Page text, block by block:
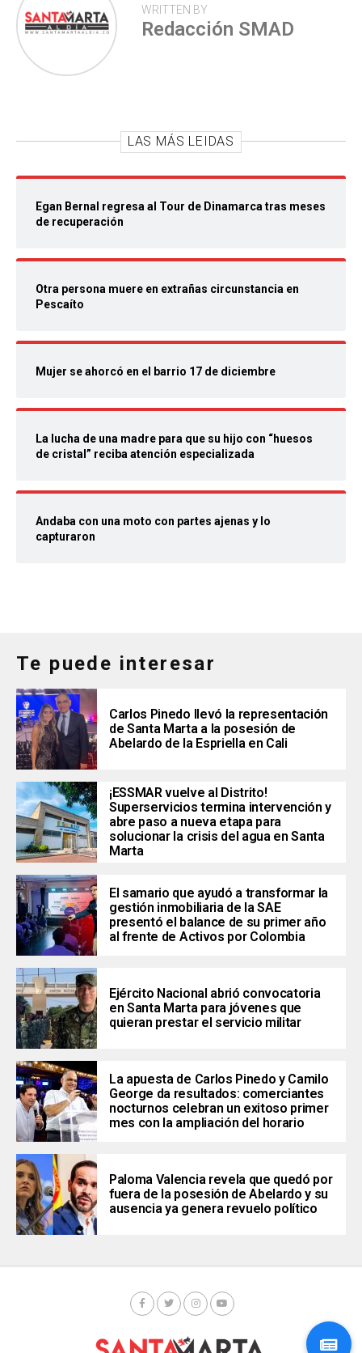
WRITTEN BY
Redacción SMAD
LAS MÁS LEIDAS
Egan Bernal regresa al Tour de Dinamarca tras meses
de recuperación
Otra persona muere en extrañas circunstancia en
Pescaíto
Mujer se ahorcó en el barrio 17 de diciembre
La lucha de una madre para que su hijo con “huesos
de cristal” reciba atención especializada
Andaba con una moto con partes ajenas y lo
capturaron
Te puede interesar
Carlos Pinedo llevó la representación
de Santa Marta a la posesión de
Abelardo de la Espriella en Cali
¡ESSMAR vuelve al Distrito!
Superservicios termina intervención y
abre paso a nueva etapa para
solucionar la crisis del agua en Santa
Marta
El samario que ayudó a transformar la
gestión inmobiliaria de la SAE
presentó el balance de su primer año
al frente de Activos por Colombia
Ejército Nacional abrió convocatoria
en Santa Marta para jóvenes que
quieran prestar el servicio militar
La apuesta de Carlos Pinedo y Camilo
George da resultados: comerciantes
nocturnos celebran un exitoso primer
mes con la ampliación del horario
Paloma Valencia revela que quedó por
fuera de la posesión de Abelardo y su
ausencia ya genera revuelo político